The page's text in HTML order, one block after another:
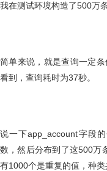
我在测试环境构造了500万
简单来说，就是查询一定
看到，查询耗时为37秒。
说一下app_account字段
数，然后分布到了这500万
有1000个是重复的值，种类